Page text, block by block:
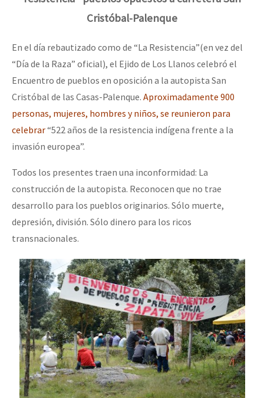
Cristóbal-Palenque
En el día rebautizado como de “La Resistencia”(en vez del
“Día de la Raza” oficial), el Ejido de Los Llanos celebró el
Encuentro de pueblos en oposición a la autopista San
Cristóbal de las Casas-Palenque. Aproximadamente 900
personas, mujeres, hombres y niños, se reunieron para
celebrar“522 años de la resistencia indígena frente a la
invasión europea”.
Todos los presentes traen una inconformidad: La
construcción de la autopista. Reconocen que no trae
desarrollo para los pueblos originarios. Sólo muerte,
depresión, división. Sólo dinero para los ricos
transnacionales.